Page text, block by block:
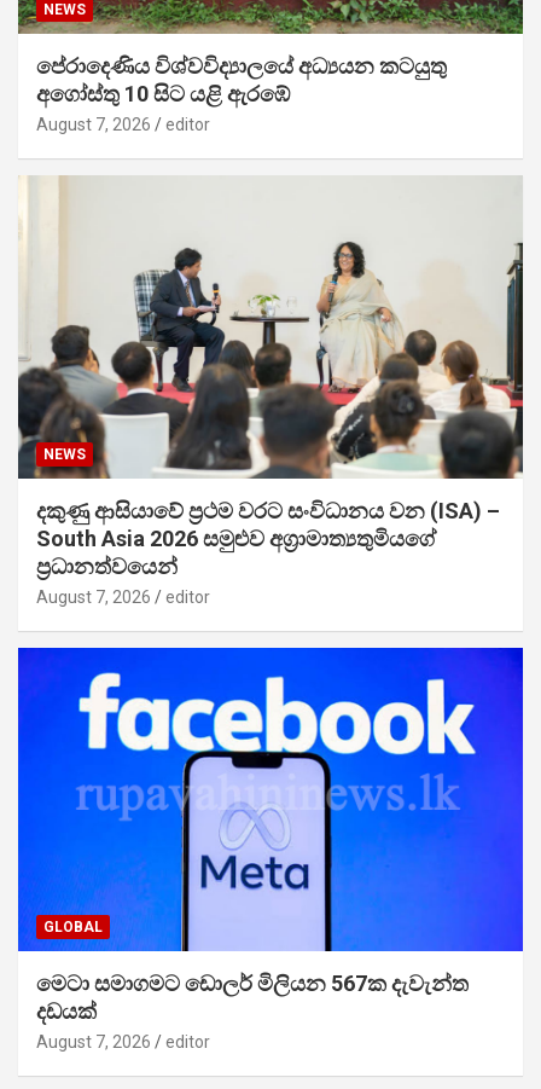
NEWS
පේරාදෙණිය විශ්වවිද්‍යාලයේ අධ්‍යයන කටයුතු
අගෝස්තු 10 සිට යළි ඇරඹේ
August 7, 2026 editor
NEWS
දකුණු ආසියාවේ ප්‍රථම වරට සංවිධානය වන (ISA) –
South Asia 2026 සමුළුව අග්‍රාමාත්‍යතුමියගේ
ප්‍රධානත්වයෙන්
August 7, 2026 editor
GLOBAL
මෙටා සමාගමට ඩොලර් මිලියන 567ක දැවැන්ත
දඩයක්
August 7, 2026 editor